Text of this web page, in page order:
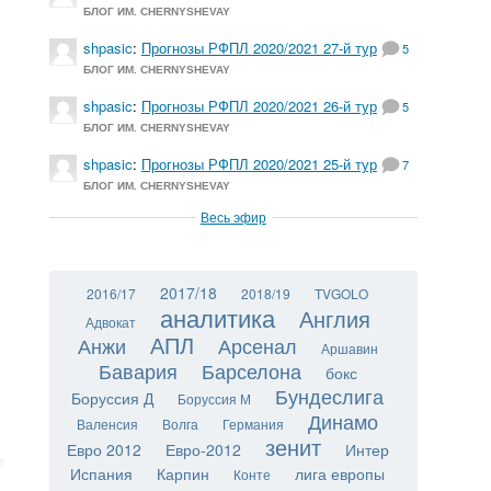
БЛОГ ИМ. CHERNYSHEVAY
shpasic: Прогнозы РФПЛ 2020/2021 27-й тур 5
БЛОГ ИМ. CHERNYSHEVAY
shpasic: Прогнозы РФПЛ 2020/2021 26-й тур 5
БЛОГ ИМ. CHERNYSHEVAY
shpasic: Прогнозы РФПЛ 2020/2021 25-й тур 7
БЛОГ ИМ. CHERNYSHEVAY
Весь эфир
2016/17 2017/18 2018/19
TVGOLO
Адвокат
аналитика Англия
Анжи АПЛ Арсенал Аршавин
Бавария Барселона
бокс
Боруссия Д
Боруссия М Бундеслига
Валенсия Волга Германия Динамо
Евро 2012 Евро-2012 зенит
Интер
Испания
Карпин Конте лига европы